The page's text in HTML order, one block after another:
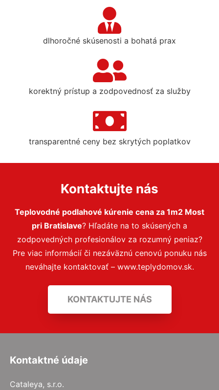
dlhoročné skúsenosti a bohatá prax
korektný prístup a zodpovednosť za služby
transparentné ceny bez skrytých poplatkov
Kontaktujte nás
Teplovodné podlahové kúrenie cena za 1m2 Most
pri Bratislave? Hľadáte na to skúsených a
zodpovedných profesionálov za rozumný peniaz?
Pre viac informácií či nezáväznú cenovú ponuku nás
neváhajte kontaktovať – www.teplydomov.sk.
KONTAKTUJTE NÁS
Kontaktné údaje
Cataleya, s.r.o.